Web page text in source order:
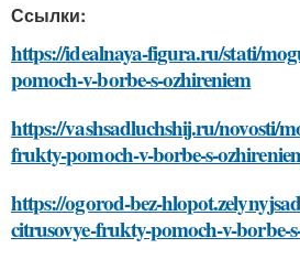
Ссылки:
https://idealnaya-figura.ru/stati/
pomoch-v-borbe-s-ozhireniem
https://vashsadluchshij.ru/novosti/
frukty-pomoch-v-borbe-s-
https://ogorod-bez-
citrusovye-frukty-pomoch-v-borbe-